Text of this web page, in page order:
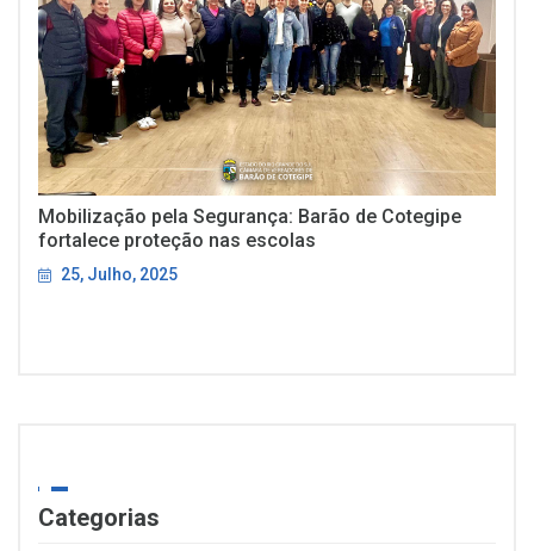
Mobilização pela Segurança: Barão de Cotegipe
fortalece proteção nas escolas
25, Julho, 2025
Categorias